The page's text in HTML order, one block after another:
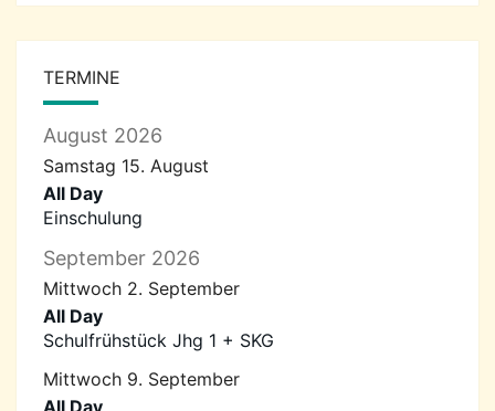
TERMINE
August 2026
Samstag 15. August
All Day
Einschulung
September 2026
Mittwoch 2. September
All Day
Schulfrühstück Jhg 1 + SKG
Mittwoch 9. September